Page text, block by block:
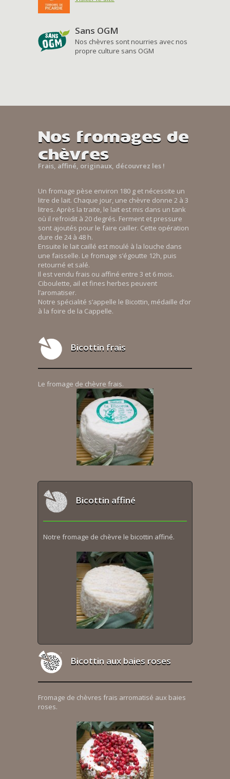
Sans OGM
Nos chèvres sont nourries avec nos
propre culture sans OGM
Nos fromages de
chèvres
Frais, affiné, originaux, découvrez les !
Un fromage pèse environ 180 g et nécessite un
litre de lait. Chaque jour, une chèvre donne 2 à 3
litres. Après la traite, le lait est mis dans un tank
où il refroidit à 20 degrés. Ferment et pressure
sont ajoutés pour le faire cailler. Cette opération
dure de 24 à 48 h.
Ensuite le lait caillé est moulé à la louche dans
une faisselle. Le fromage s’égoutte 12h, puis
retourné et salé.
Il est vendu frais ou affiné entre 3 et 6 mois.
Ciboulette, ail et fines herbes peuvent
l’aromatiser.
Notre spécialité s’appelle le Bicottin, médaille d’or
à la foire de la Cappelle.
Bicottin frais
Le fromage de chèvre frais.
Bicottin affiné
Notre fromage de chèvre le bicottin affiné.
Bicottin aux baies roses
Fromage de chèvres frais arromatisé aux baies
roses.